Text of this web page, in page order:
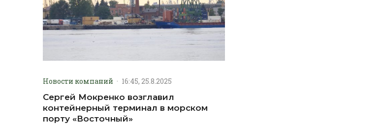
Новости компаний · 16:45, 25.8.2025
Сергей Мокренко возглавил
контейнерный терминал в морском
порту «Восточный»